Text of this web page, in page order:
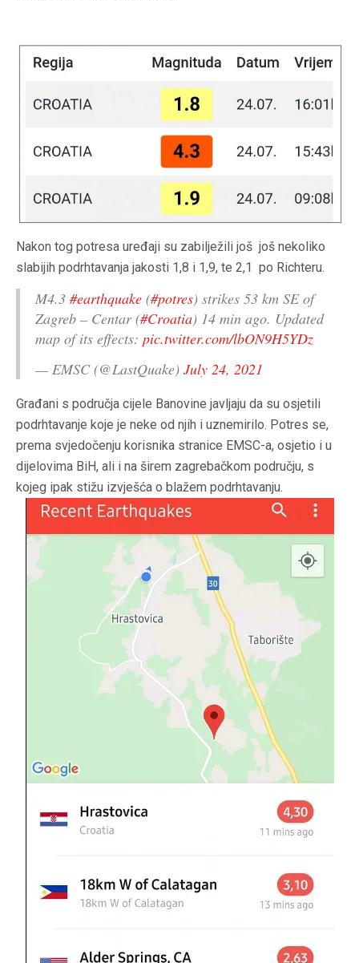
Nakon tog potresa uređaji su zabilježili još još nekoliko
slabijih podrhtavanja jakosti 1,8 i 1,9, te 2,1 po Richteru.
M4.3 #earthquake (#potres) strikes 53 km SE of
Zagreb – Centar (#Croatia) 14 min ago. Updated
map of its effects: pic.twitter.com/lbON9H5YDz
— EMSC (@LastQuake) July 24, 2021
Građani s područja cijele Banovine javljaju da su osjetili
podrhtavanje koje je neke od njih i uznemirilo. Potres se,
prema svjedočenju korisnika stranice EMSC-a, osjetio i u
dijelovima BiH, ali i na širem zagrebačkom području, s
kojeg ipak stižu izvješća o blažem podrhtavanju.